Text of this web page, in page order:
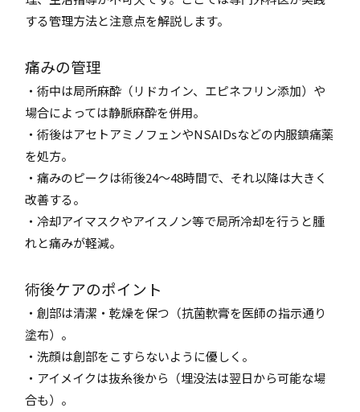
する管理方法と注意点を解説します。
痛みの管理
・術中は局所麻酔（リドカイン、エピネフリン添加）や
場合によっては静脈麻酔を併用。
・術後はアセトアミノフェンやNSAIDsなどの内服鎮痛薬
を処方。
・痛みのピークは術後24～48時間で、それ以降は大きく
改善する。
・冷却アイマスクやアイスノン等で局所冷却を行うと腫
れと痛みが軽減。
術後ケアのポイント
・創部は清潔・乾燥を保つ（抗菌軟膏を医師の指示通り
塗布）。
・洗顔は創部をこすらないように優しく。
・アイメイクは抜糸後から（埋没法は翌日から可能な場
合も）。